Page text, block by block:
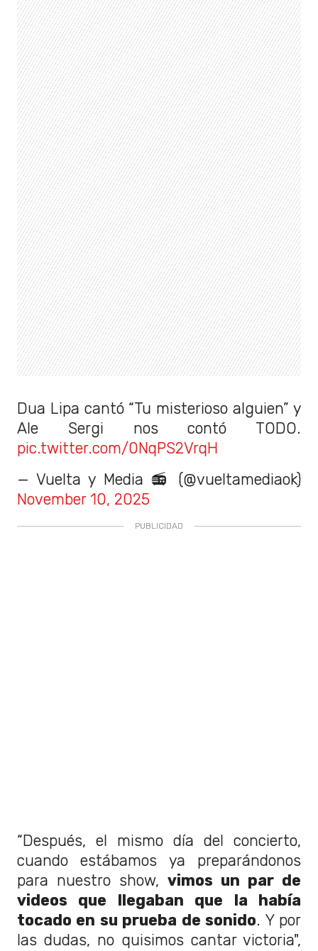
Dua Lipa cantó “Tu misterioso alguien” y
Ale Sergi nos contó TODO.
pic.twitter.com/0NqPS2VrqH
— Vuelta y Media 📻 (@vueltamediaok)
November 10, 2025
“Después, el mismo día del concierto,
cuando estábamos ya preparándonos
para nuestro show, vimos un par de
videos que llegaban que la había
tocado en su prueba de sonido. Y por
las dudas, no quisimos cantar victoria",